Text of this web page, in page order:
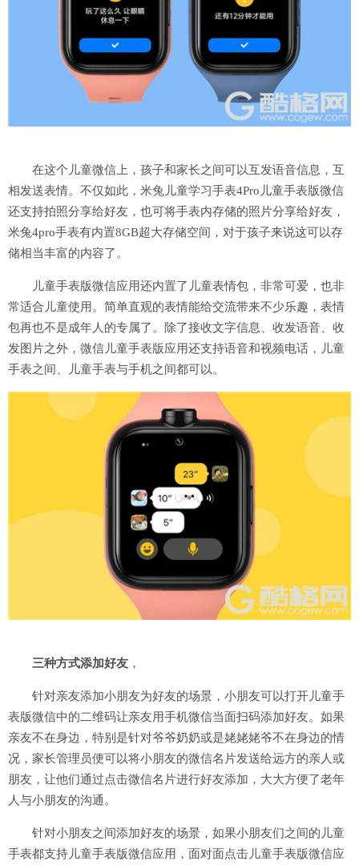
在这个儿童微信上，孩子和家长之间可以互发语音信息，互
相发送表情。不仅如此，米兔儿童学习手表4Pro儿童手表版微信
还支持拍照分享给好友，也可将手表内存储的照片分享给好友，
米兔4pro手表有内置8GB超大存储空间，对于孩子来说这可以存
储相当丰富的内容了。
儿童手表版微信应用还内置了儿童表情包，非常可爱，也非
常适合儿童使用。简单直观的表情能给交流带来不少乐趣，表情
包再也不是成年人的专属了。除了接收文字信息、收发语音、收
发图片之外，微信儿童手表版应用还支持语音和视频电话，儿童
手表之间、儿童手表与手机之间都可以。
三种方式添加好友 ，
针对亲友添加小朋友为好友的场景，小朋友可以打开儿童手
表版微信中的二维码让亲友用手机微信当面扫码添加好友。如果
亲友不在身边，特别是针对爷爷奶奶或是姥姥姥爷不在身边的情
况，家长管理员便可以将小朋友的微信名片发送给远方的亲人或
朋友，让他们通过点击微信名片进行好友添加，大大方便了老年
人与小朋友的沟通。
针对小朋友之间添加好友的场景，如果小朋友们之间的儿童
手表都支持儿童手表版微信应用，面对面点击儿童手表版微信应